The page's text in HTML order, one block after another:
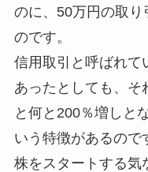
のに、50万円の取
のです。
信用取引と呼ばれて
あったとしても、そ
と何と200％増しと
いう特徴があるので
株をスタートする気